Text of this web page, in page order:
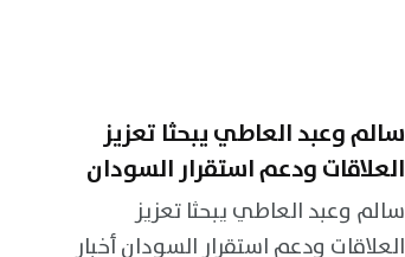
سالم وعبد العاطي يبحثا تعزيز
العلاقات ودعم استقرار السودان
سالم وعبد العاطي يبحثا تعزيز
العلاقات ودعم استقرار السودان أخبار